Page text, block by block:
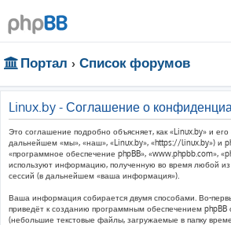
Портал Список форумов
Linux.by - Соглашение о
Это соглашение подробно объясняет, как «Linux.by» и
дальнейшем «мы», «наш», «Linux.by», «https://linux.by») и
«программное обеспечение phpBB», «www.phpbb.com»,
используют информацию, полученную во время любой из
сессий (в дальнейшем «ваша информация»).
Ваша информация собирается двумя способами. Во-
приведёт к созданию программным обеспечением phpBB
(небольшие текстовые файлы, загружаемые в папку